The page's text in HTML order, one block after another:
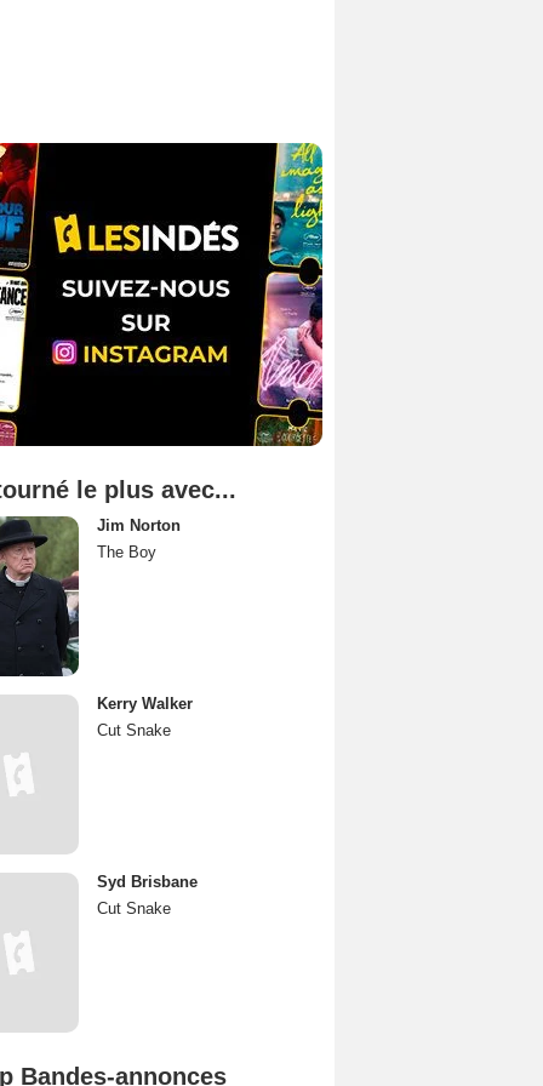
le plus avec...
Jim Norton
The Boy
Kerry Walker
Cut Snake
Syd Brisbane
Cut Snake
Bandes-annonces